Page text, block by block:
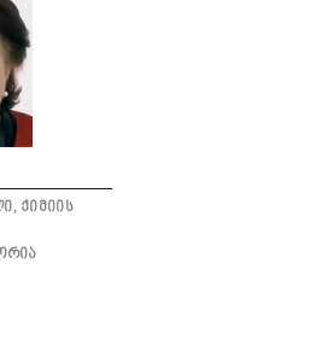
ქიმიის